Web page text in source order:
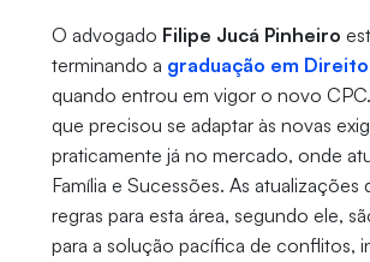
O advogado Filipe Jucá Pinheiro
terminando a graduação em Direito
quando entrou em vigor o novo
que precisou se adaptar às novas
praticamente já no mercado, onde
Família e Sucessões. As atualizações
regras para esta área, segundo ele,
para a solução pacífica de conflitos,